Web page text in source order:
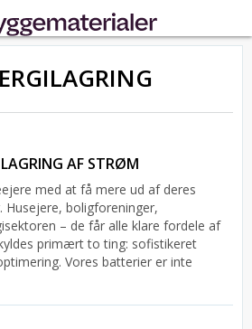
AF STRØM
med at få mere ud af deres
Husejere, boligforeninger,
– de får alle klare fordele af
primært to ting: sofistikeret
Vores batterier er inte